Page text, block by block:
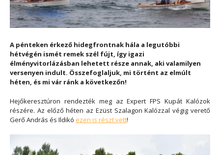
A pénteken érkező hidegfrontnak hála a legutóbbi
hétvégén ismét remek szél fújt, így igazi
élményvitorlázásban lehetett része annak, aki valamilyen
versenyen indult. Összefoglaljuk, mi történt az elmúlt
héten, és mi vár ránk a következőn!
Hejőkeresztúron rendezték meg az Expert FPS Kupát Kalózok
részére. Az előző héten az Ezüst Szalagon Kalózzal végig verető
Gerő András és Ildikó ezen is részt vett!